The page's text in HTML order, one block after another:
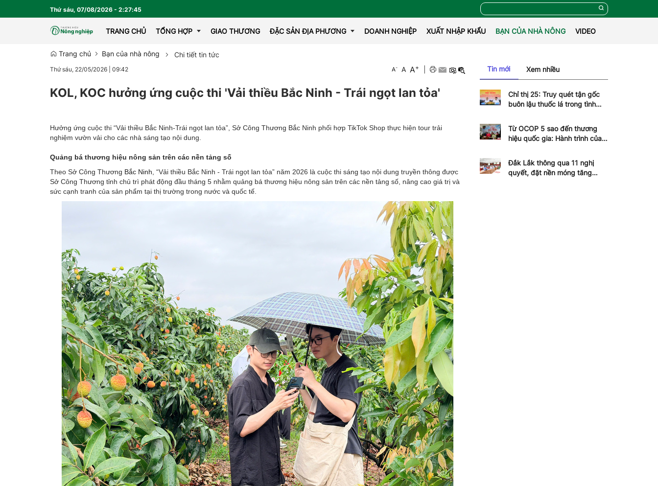
Thứ sáu, 07/08/2026 - 2:27:47
TRANG CHỦ TỔNG HỢP GIAO THƯƠNG ĐẶC SẢN ĐỊA PHƯƠNG DOANH NGHIỆP XUẤT NHẬP KHẨU BẠN CỦA NHÀ NÔNG VIDEO
Trang chủ Bạn của nhà nông Chi tiết tin tức
Thứ sáu, 22/05/2026 09:42 A- A A+
KOL, KOC hưởng ứng cuộc thi 'Vải thiều Bắc Ninh - Trái ngọt lan tỏa'
Hưởng ứng cuộc thi “Vải thiều Bắc Ninh-Trái ngọt lan tỏa”, Sở Công Thương Bắc Ninh phối hợp TikTok Shop thực hiện tour trải
nghiệm vườn vải cho các nhà sáng tạo nội dung.
Quảng bá thương hiệu nông sản trên các nền tảng số
Theo Sở Công Thương Bắc Ninh , “Vải thiều Bắc Ninh - Trái ngọt lan tỏa” năm 2026 là cuộc thi sáng tạo nội dung truyền thông được
Sở Công Thương tỉnh chủ trì phát động đầu tháng 5 nhằm quảng bá thương hiệu nông sản trên các nền tảng số, nâng cao giá trị và
sức cạnh tranh của sản phẩm tại thị trường trong nước và quốc tế.
Tin mới Xem nhiều
Chỉ thị 25: Truy quét tận gốc
buôn lậu thuốc lá trong tình
Từ OCOP 5 sao đến thương
hiệu quốc gia: Hành trình của
Đắk Lắk thông qua 11 nghị
quyết, đặt nền móng tăng